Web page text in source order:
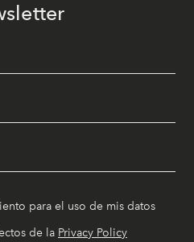
para el uso de mis datos
de la Privacy Policy